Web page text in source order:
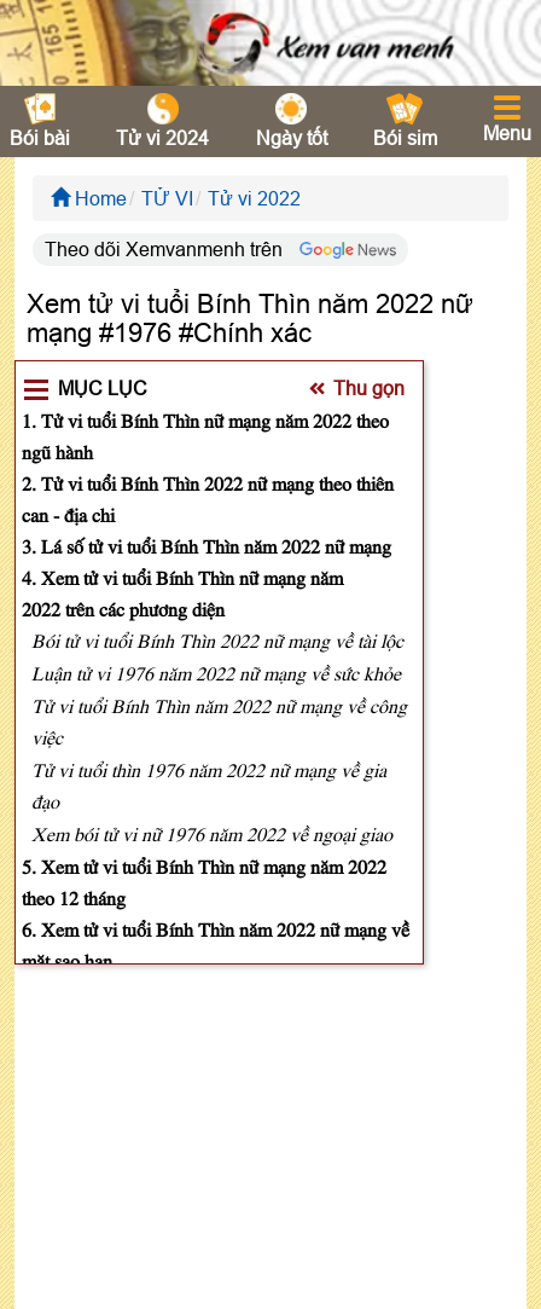
Bói bài Tử vi 2024 Ngày tốt Bói sim Menu
Home TỬ VI Tử vi 2022
Theo dõi Xemvanmenh trên
Xem tử vi tuổi Bính Thìn năm 2022 nữ
mạng #1976 #Chính xác
MỤC LỤC Thu gọn
1. Tử vi tuổi Bính Thìn nữ mạng năm 2022 theo
ngũ hành
2. Tử vi tuổi Bính Thìn 2022 nữ mạng theo thiên
can - địa chi
3. Lá số tử vi tuổi Bính Thìn năm 2022 nữ mạng
4. Xem tử vi tuổi Bính Thìn nữ mạng năm
2022 trên các phương diện
Bói tử vi tuổi Bính Thìn 2022 nữ mạng về tài lộc
Luận tử vi 1976 năm 2022 nữ mạng về sức khỏe
Tử vi tuổi Bính Thìn năm 2022 nữ mạng về công
việc
Tử vi tuổi thìn 1976 năm 2022 nữ mạng về gia
đạo
Xem bói tử vi nữ 1976 năm 2022 về ngoại giao
5. Xem tử vi tuổi Bính Thìn nữ mạng năm 2022
theo 12 tháng
6. Xem tử vi tuổi Bính Thìn năm 2022 nữ mạng về
mặt sao hạn